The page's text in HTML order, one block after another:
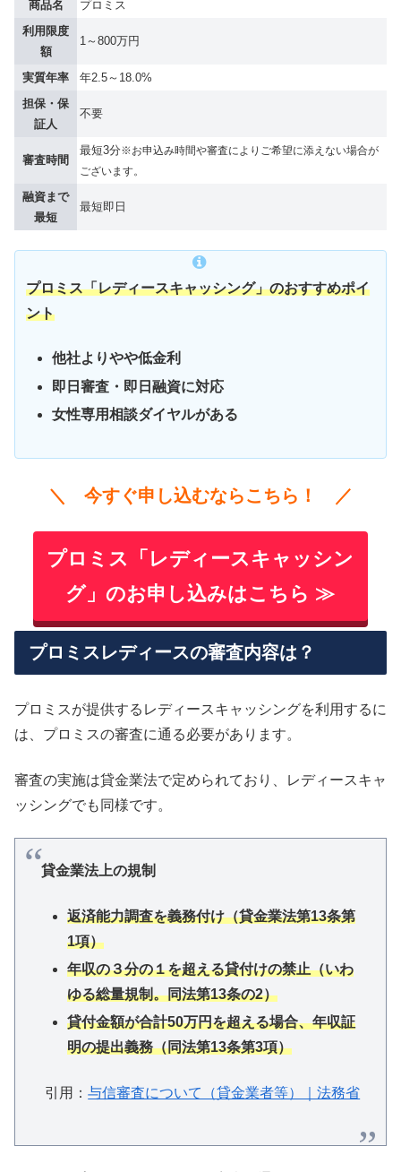
商品名
プロミス
利用限度
額
1～800万円
実質年率
年2.5～18.0%
担保・保
証人
不要
審査時間
最短3分※お申込み時間や審査によりご希望に添えない場合が
ございます。
融資まで
最短
最短即日
プロミス「レディースキャッシング」のおすすめポイ
ント
他社よりやや低金利
即日審査・即日融資に対応
女性専用相談ダイヤルがある
＼ 今すぐ申し込むならこちら！ ／
プロミス「レディースキャッシン
グ」のお申し込みはこちら ≫
プロミスレディースの審査内容は？
プロミスが提供するレディースキャッシングを利用するに
は、プロミスの審査に通る必要があります。
審査の実施は貸金業法で定められており、レディースキャ
ッシングでも同様です。
貸金業法上の規制
返済能力調査を義務付け（貸金業法第13条第
1項）
年収の３分の１を超える貸付けの禁止（いわ
ゆる総量規制。同法第13条の2）
貸付金額が合計50万円を超える場合、年収証
明の提出義務（同法第13条第3項）
引用：与信審査について（貸金業者等）｜法務省